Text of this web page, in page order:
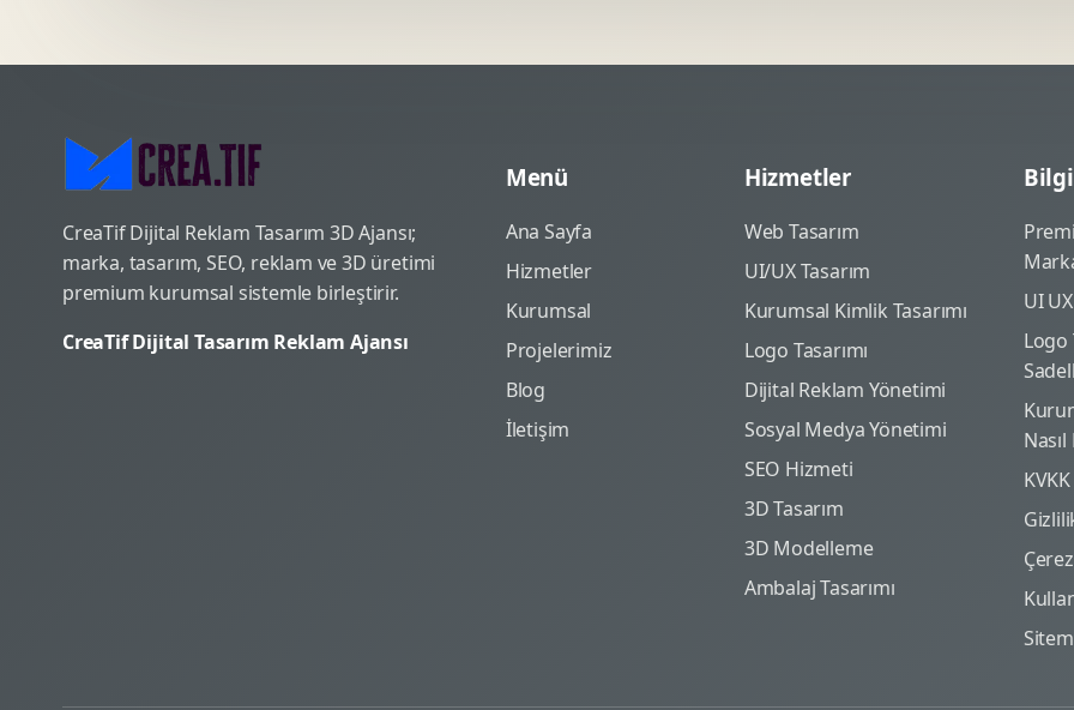
CreaTif Dijital Reklam Tasarım 3D Ajansı;
marka, tasarım, SEO, reklam ve 3D üretimi
premium kurumsal sistemle birleştirir.
CreaTif Dijital Tasarım Reklam Ajansı
Menü
Ana Sayfa
Hizmetler
Kurumsal
Projelerimiz
Blog
İletişim
Hizmetler
Web Tasarım
UI/UX Tasarım
Kurumsal Kimlik Tasarımı
Logo Tasarımı
Dijital Reklam Yönetimi
Sosyal Medya Yönetimi
SEO Hizmeti
3D Tasarım
3D Modelleme
Ambalaj Tasarımı
Bilgi
UI
Logo
KVKK